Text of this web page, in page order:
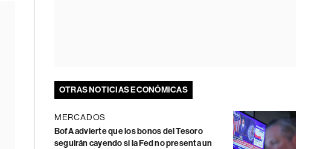
OTRAS NOTICIAS ECONÓMICAS
MERCADOS
BofA advierte que los bonos del Tesoro
seguirán cayendo si la Fed no presenta un